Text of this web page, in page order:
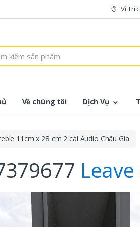
Vị Trí
Về chúng tôi Dịch Vụ
11cm x 28 cm 2 cái Audio Châu Gia